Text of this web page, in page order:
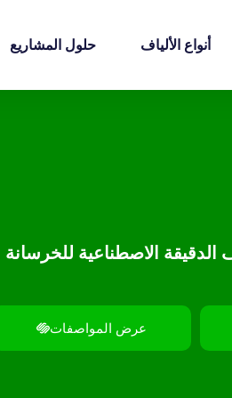
أنواع الألياف حلول المشاريع
الدقيقة الاصطناعية للخرسانة
عرض المواصفات